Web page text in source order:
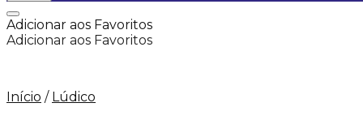
Adicionar aos Favoritos
Adicionar aos Favoritos
Início / Lúdico